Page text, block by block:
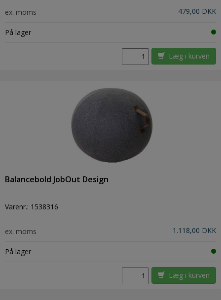
ex. moms 479,00 DKK
På lager
Læg i kurven
Balancebold JobOut Design
Varenr.: 1538316
ex. moms 1.118,00 DKK
På lager
Læg i kurven